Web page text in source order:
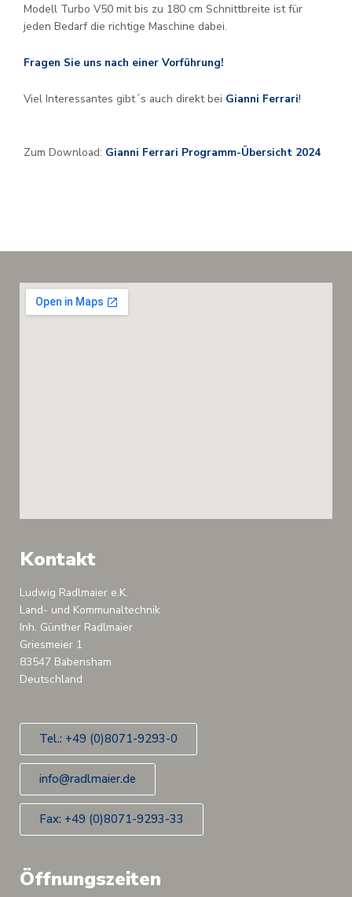
Modell Turbo V50 mit bis zu 180 cm Schnittbreite ist für
jeden Bedarf die richtige Maschine dabei.
Fragen Sie uns nach einer Vorführung!
Viel Interessantes gibt´s auch direkt bei Gianni Ferrari!
Zum Download: Gianni Ferrari Programm-Übersicht 2024
Kontakt
Ludwig Radlmaier e.K.
Land- und Kommunaltechnik
Inh. Günther Radlmaier
Griesmeier 1
83547 Babensham
Deutschland
Tel.: +49 (0)8071-9293-0
info@radlmaier.de
Fax: +49 (0)8071-9293-33
Öffnungszeiten